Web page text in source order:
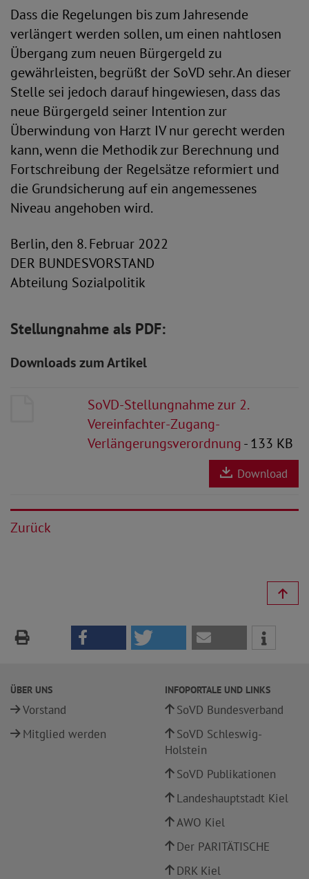
Dass die Regelungen bis zum Jahresende
verlängert werden sollen, um einen nahtlosen
Übergang zum neuen Bürgergeld zu
gewährleisten, begrüßt der SoVD sehr. An dieser
Stelle sei jedoch darauf hingewiesen, dass das
neue Bürgergeld seiner Intention zur
Überwindung von Harzt IV nur gerecht werden
kann, wenn die Methodik zur Berechnung und
Fortschreibung der Regelsätze reformiert und
die Grundsicherung auf ein angemessenes
Niveau angehoben wird.
Berlin, den 8. Februar 2022
DER BUNDESVORSTAND
Abteilung Sozialpolitik
Stellungnahme als PDF:
Downloads zum Artikel
SoVD-Stellungnahme zur 2.
Vereinfachter-Zugang-
Verlängerungsverordnung- 133 KB
Download
Zurück
ÜBER UNS
Vorstand
Mitglied werden
INFOPORTALE UND LINKS
SoVD Bundesverband
SoVD Schleswig-
Holstein
SoVD Publikationen
Landeshauptstadt Kiel
AWO Kiel
Der PARITÄTISCHE
DRK Kiel